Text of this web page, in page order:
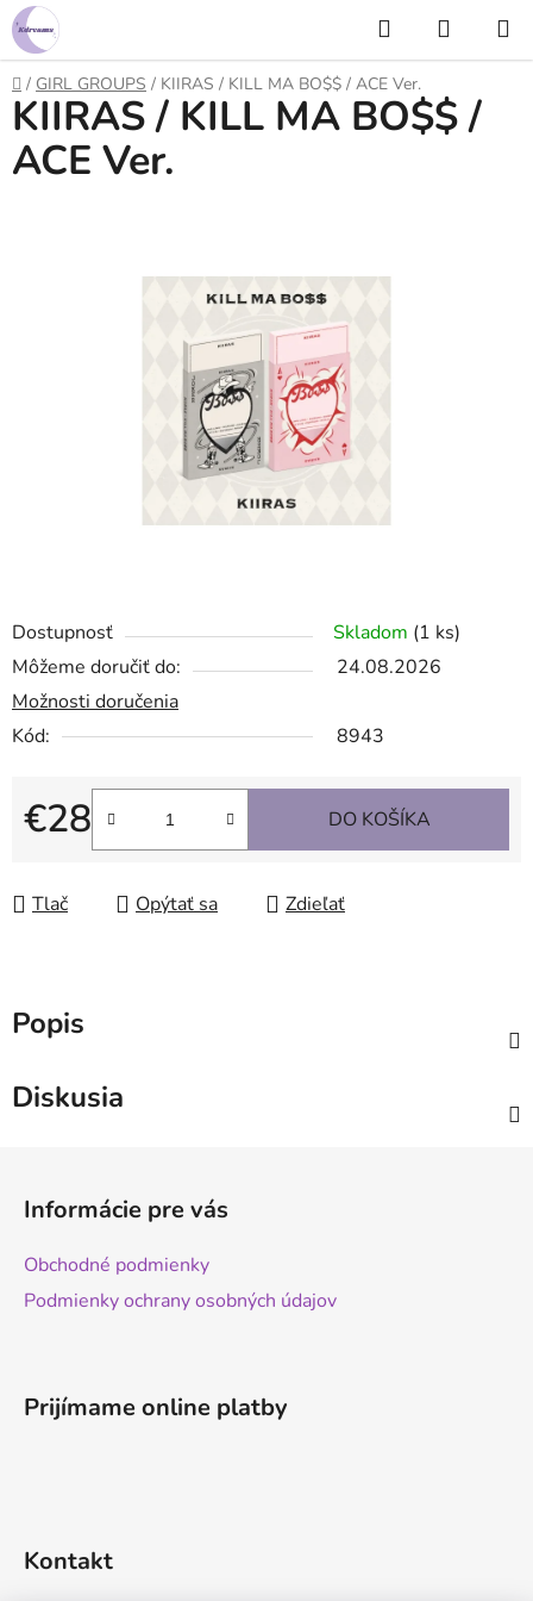
Prejsť
na
obsah
Hľadať
KOŠÍK
Domov
/ GIRL GROUPS / KIIRAS / KILL MA BO$$ / ACE Ver.
Dostupnosť Skladom (1 ks)
Môžeme doručiť do:
24.08.2026
Možnosti doručenia
Kód:
8943
€28
Jednotková cena:
DO KOŠÍKA
Tlač Opýtať sa Zdieľať
KIIRAS / KILL MA BO$$ /
ACE Ver.
Popis
Diskusia
Informácie pre vás
Obchodné podmienky
Podmienky ochrany osobných údajov
Prijímame online platby
Kontakt